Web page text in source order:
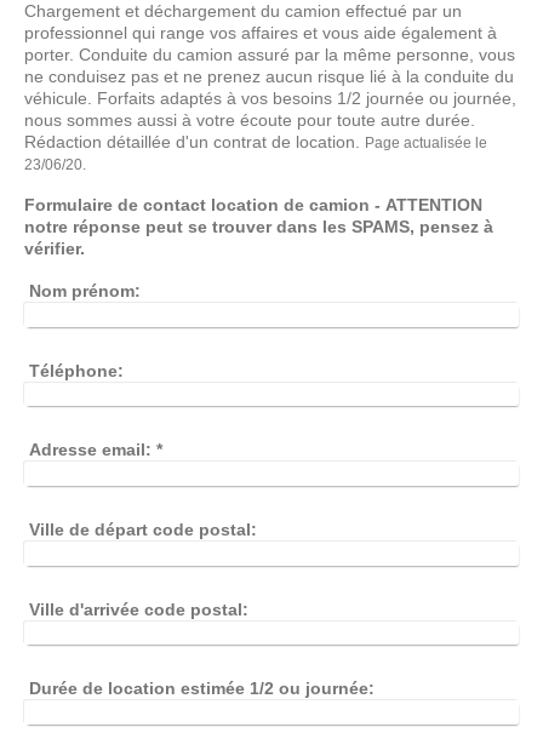
Chargement et déchargement du camion effectué par un
professionnel qui range vos affaires et vous aide également à
porter. Conduite du camion assuré par la même personne, vous
ne conduisez pas et ne prenez aucun risque lié à la conduite du
véhicule. Forfaits adaptés à vos besoins 1/2 journée ou journée,
nous sommes aussi à votre écoute pour toute autre durée.
Rédaction détaillée d'un contrat de location. Page actualisée le
23/06/20.
Formulaire de contact location de camion - ATTENTION
notre réponse peut se trouver dans les SPAMS, pensez à
vérifier.
Nom prénom:
Téléphone:
Adresse email: *
Ville de départ code postal:
Ville d'arrivée code postal:
Durée de location estimée 1/2 ou journée: